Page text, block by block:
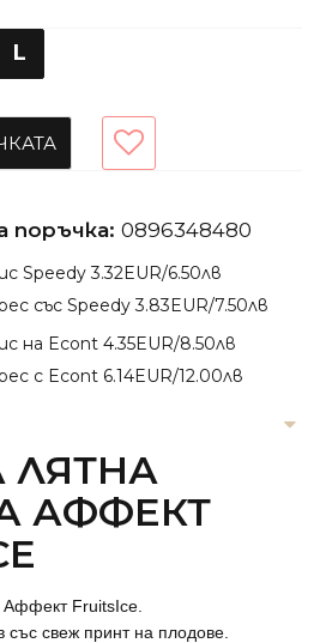
L
поръчка: 0896348480
Speedy 3.32EUR/6.50лв
със Speedy 3.83EUR/7.50лв
на Econt 4.35EUR/8.50лв
с Econt 6.14EUR/12.00лв
ЛЯТНА
АФФЕКТ
FruitsIce.
със свеж принт на плодове.